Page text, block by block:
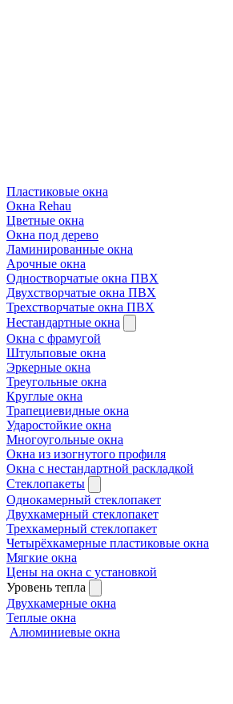
Пластиковые окна
Окна Rehau
Цветные окна
Окна под дерево
Ламинированные окна
Арочные окна
Одностворчатые окна ПВХ
Двухстворчатые окна ПВХ
Трехстворчатые окна ПВХ
Нестандартные окна
Окна с фрамугой
Штульповые окна
Эркерные окна
Треугольные окна
Круглые окна
Трапециевидные окна
Ударостойкие окна
Многоугольные окна
Окна из изогнутого профиля
Окна с нестандартной раскладкой
Стеклопакеты
Однокамерный стеклопакет
Двухкамерный стеклопакет
Трехкамерный стеклопакет
Четырёхкамерные пластиковые окна
Мягкие окна
Цены на окна с установкой
Уровень тепла
Двухкамерные окна
Теплые окна
Алюминиевые окна